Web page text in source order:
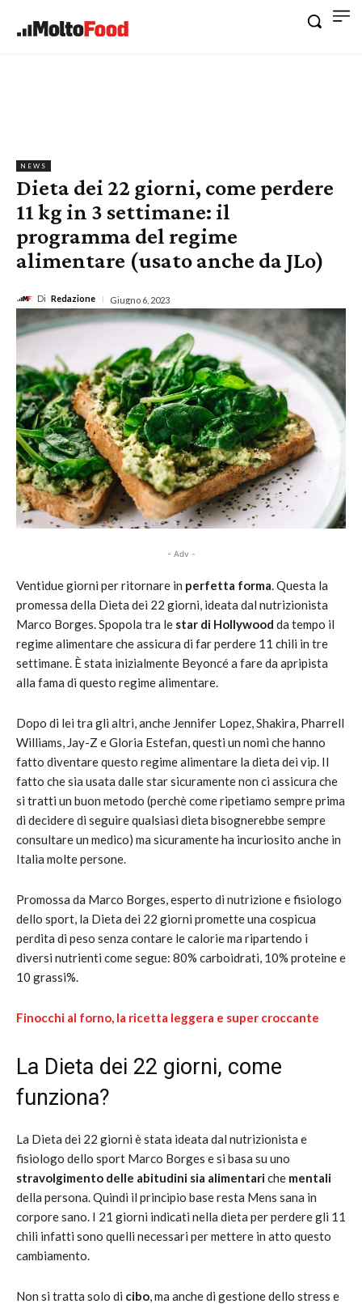
NEWS
Dieta dei 22 giorni, come perdere
11 kg in 3 settimane: il
programma del regime
alimentare (usato anche da JLo)
Di Redazione Giugno 6, 2023
- Adv -
Ventidue giorni per ritornare in perfetta forma. Questa la
promessa della Dieta dei 22 giorni, ideata dal nutrizionista
Marco Borges. Spopola tra le star di Hollywood da tempo il
regime alimentare che assicura di far perdere 11 chili in tre
settimane. È stata inizialmente Beyoncé a fare da apripista
alla fama di questo regime alimentare.
Dopo di lei tra gli altri, anche Jennifer Lopez, Shakira, Pharrell
Williams, Jay-Z e Gloria Estefan, questi un nomi che hanno
fatto diventare questo regime alimentare la dieta dei vip. Il
fatto che sia usata dalle star sicuramente non ci assicura che
si tratti un buon metodo (perchè come ripetiamo sempre prima
di decidere di seguire qualsiasi dieta bisognerebbe sempre
consultare un medico) ma sicuramente ha incuriosito anche in
Italia molte persone.
Promossa da Marco Borges, esperto di nutrizione e fisiologo
dello sport, la Dieta dei 22 giorni promette una cospicua
perdita di peso senza contare le calorie ma ripartendo i
diversi nutrienti come segue: 80% carboidrati, 10% proteine e
10 grassi%.
Finocchi al forno, la ricetta leggera e super croccante
La Dieta dei 22 giorni, come
funziona?
La Dieta dei 22 giorni è stata ideata dal nutrizionista e
fisiologo dello sport Marco Borges e si basa su uno
stravolgimento delle abitudini sia alimentariche mentali
della persona. Quindi il principio base resta Mens sana in
corpore sano. I 21 giorni indicati nella dieta per perdere gli 11
chili infatti sono quelli necessari per mettere in atto questo
cambiamento.
Non si tratta solo di cibo, ma anche di gestione dello stress e